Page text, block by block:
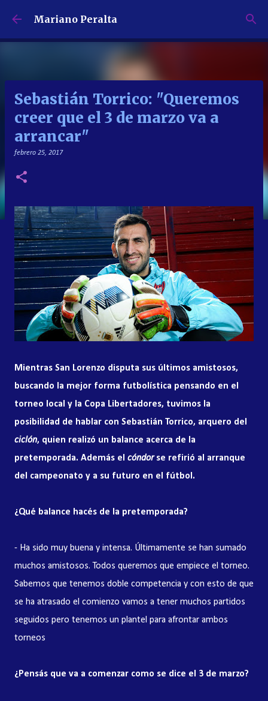
Ir al contenido principal
Mariano Peralta
Sebastián Torrico: "Queremos
creer que el 3 de marzo va a
arrancar"
febrero 25, 2017
Mientras San Lorenzo disputa sus últimos amistosos,
buscando la mejor forma futbolística pensando en el
torneo local y la Copa Libertadores, tuvimos la
posibilidad de hablar con Sebastián Torrico, arquero del
ciclón, quien realizó un balance acerca de la
pretemporada. Además el cóndorse refirió al arranque
del campeonato y a su futuro en el fútbol.
¿Qué balance hacés de la pretemporada?
- Ha sido muy buena y intensa. Últimamente se han sumado
muchos amistosos. Todos queremos que empiece el torneo.
Sabemos que tenemos doble competencia y con esto de que
se ha atrasado el comienzo vamos a tener muchos partidos
seguidos pero tenemos un plantel para afrontar ambos
torneos
¿Pensás que va a comenzar como se dice el 3 de marzo?